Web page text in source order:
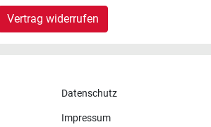
Vertrag widerrufen
Datenschutz
Impressum